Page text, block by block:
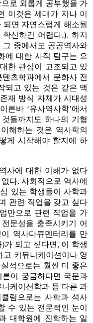
로 외롭게 공부했을 가
이것은 세대가 지나 이
면 자연스럽게 해소될
신하긴 어렵다.). 하지
그 중에서도 공공역사와
에 대한 사적 탐구는 요
한 관심이 고조되고 있
츠학과에서 문화사 전
되고 있는 것은 같은 맥
재 방식 자체가 시대성
른바 ‘유사역사학’에서
들까지도 하나의 기형
해하는 것은 역사학의
게 시작해야 할지에 하
사에 대한 이해가 없다
다. 사회적으로 역사에
있는 학생들이 사학과
관련 직업을 갖고 싶다
만으로 관련 직업을 가
문성을 충족시키기 어
역사다큐멘터리를 만
가 되고 싶다면, 이 학생
커뮤니케이션이나 영
적으로는 훨씬 더 좋은
이 궁금하다면 국문과
케이션학과 등 다른 과
럼으로는 사학과 석사
수 있는 전문적인 눈이
대학원에 진학하는 일